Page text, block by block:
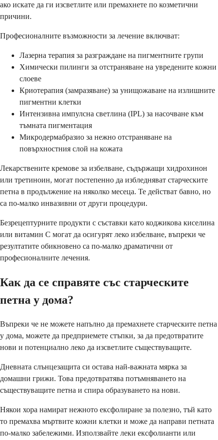
ако искате да ги изсветлите или премахнете по козметични
причини.
Професионалните възможности за лечение включват:
Лазерна терапия за разграждане на пигментните групи
Химически пилинги за отстраняване на увредените кожни
слоеве
Криотерапия (замразяване) за унищожаване на излишните
пигментни клетки
Интензивна импулсна светлина (IPL) за насочване към
тъмната пигментация
Микродермабразио за нежно отстраняване на
повърхностния слой на кожата
Лекарствените кремове за избелване, съдържащи хидрохинон
или третиноин, могат постепенно да избледняват старческите
петна в продължение на няколко месеца. Те действат бавно, но
са по-малко инвазивни от други процедури.
Безрецептурните продукти с съставки като коджикова киселина
или витамин С могат да осигурят леко избелване, въпреки че
резултатите обикновено са по-малко драматични от
професионалните лечения.
Как да се справяте със старческите
петна у дома?
Въпреки че не можете напълно да премахнете старческите петна
у дома, можете да предприемете стъпки, за да предотвратите
нови и потенциално леко да изсветлите съществуващите.
Дневната слънцезащита си остава най-важната мярка за
домашни грижи. Това предотвратява потъмняването на
съществуващите петна и спира образуването на нови.
Някои хора намират нежното ексфолиране за полезно, тъй като
то премахва мъртвите кожни клетки и може да направи петната
по-малко забележими. Използвайте леки ексфолианти или